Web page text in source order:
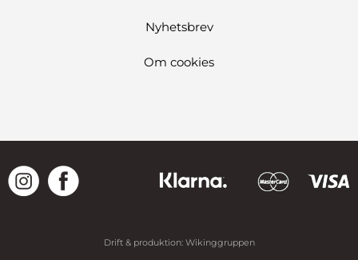
Nyhetsbrev
Om cookies
Drift & produktion: Wikinggruppen